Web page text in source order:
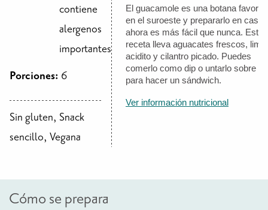
LET’S CELEBRATE
HEALTH PARTNERS
BREASTFEEDING SERVICES
WIC LACTATION SUPPORT CENTERS & HOTLINES
BREASTFEEDING TRAINING FOR HEALTH-CARE PROVIDERS
NUTRITION AND REFERRALS
FORMULA PRESCRIPTIONS
INFANT FEEDING OPTIONS
PARTNER RESOURCES
TEXAS TEN STEP PROGRAM
contiene
alergenos
importantes
Porciones: 6
Sin gluten, Snack
sencillo, Vegana
El guacamole es una botana favorita
en el suroeste y prepararlo en casa
ahora es más fácil que nunca. Esta
receta lleva aguacates frescos,
acidito y cilantro picado. Puedes
comerlo como dip o untarlo sobre
para hacer un sándwich.
Ver información nutricional
Cómo se prepara